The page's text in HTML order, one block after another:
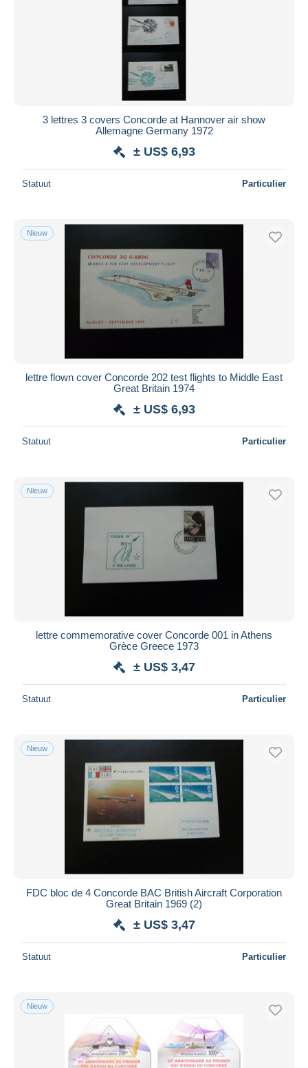
3 lettres 3 covers Concorde at Hannover air show
Allemagne Germany 1972
± US$ 6,93
Statuut Particulier
Nieuw
lettre flown cover Concorde 202 test flights to Middle East
Great Britain 1974
± US$ 6,93
Statuut Particulier
Nieuw
lettre commemorative cover Concorde 001 in Athens
Grèce Greece 1973
± US$ 3,47
Statuut Particulier
Nieuw
FDC bloc de 4 Concorde BAC British Aircraft Corporation
Great Britain 1969 (2)
± US$ 3,47
Statuut Particulier
Nieuw